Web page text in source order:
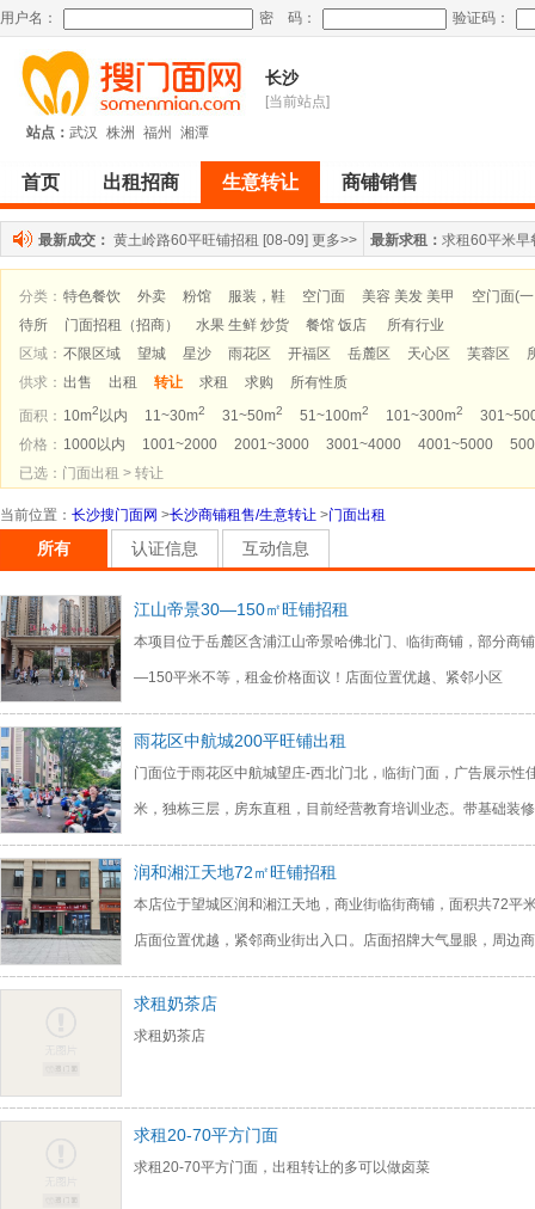
用户名： 密 码： 验证码：
长沙
[当前站点]
站点： 武汉 株洲 福州 湘潭
首页 出租招商 生意转让 商铺销售
最新成交： 黄土岭路60平旺铺招租 [08-09] 更多>> 最新求租： 求租60平米早
分类： 特色餐饮 外卖 粉馆 服装，鞋 空门面 美容 美发 美甲
空门面(
待所
门面招租（招商） 水果 生鲜 炒货 餐馆 饭店
所有行业
区域： 不限区域 望城 星沙 雨花区 开福区 岳麓区 天心区 芙蓉区
供求： 出售 出租 转让 求租 求购
所有性质
面积： 10m2 以内 11~30m2 31~50m2 51~100m2 101~300m2
价格： 1000以内 1001~2000 2001~3000 3001~4000 4001~5000
已选：门面出租 > 转让
当前位置 ： 长沙搜门面网 >长沙商铺租售/生意转让 >门面出租
所有 认证信息 互动信息
江山帝景30—150㎡旺铺招租
本项目位于岳麓区含浦江山帝景哈佛北门、临街商铺，部分商
—150平米不等，租金价格面议！店面位置优越、紧邻小区
雨花区中航城200平旺铺出租
门面位于雨花区中航城望庄-西北门北，临街门面，广告展示性
米，独栋三层，房东直租，目前经营教育培训业态。带基础装
润和湘江天地72㎡旺铺招租
本店位于望城区润和湘江天地，商业街临街商铺，面积共72平
店面位置优越，紧邻商业街出入口。店面招牌大气显眼，周边
求租奶茶店
求租奶茶店
求租20-70平方门面
求租20-70平方门面，出租转让的多可以做卤菜